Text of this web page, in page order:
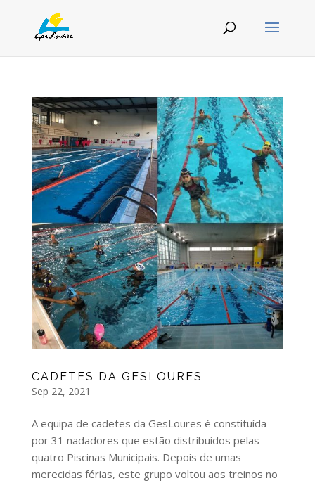
CADETES DA GESLOURES
Sep 22, 2021
A equipa de cadetes da GesLoures é constituída
por 31 nadadores que estão distribuídos pelas
quatro Piscinas Municipais. Depois de umas
merecidas férias, este grupo voltou aos treinos no